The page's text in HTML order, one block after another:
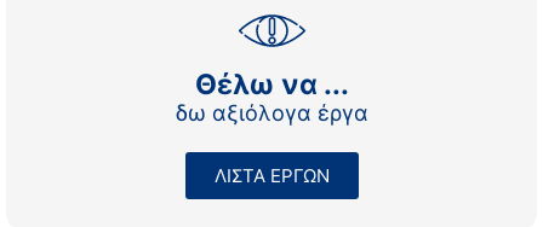
Θέλω να ...
δω αξιόλογα έργα
ΛΙΣΤΑ ΕΡΓΩΝ